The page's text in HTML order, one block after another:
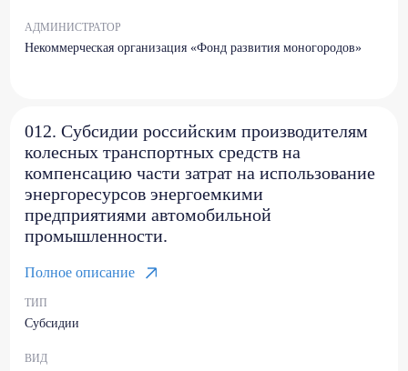
АДМИНИСТРАТОР
Некоммерческая организация «Фонд развития моногородов»
012. Субсидии российским производителям
колесных транспортных средств на
компенсацию части затрат на использование
энергоресурсов энергоемкими
предприятиями автомобильной
промышленности.
Полное описание
ТИП
Субсидии
ВИД